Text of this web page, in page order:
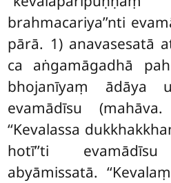
brahmacariya’’nti
pārā. 1) anavasesatā
ca aṅgamāgadhā
bhojanīyaṃ ādāya
evamādīsu
‘‘Kevalassa
hotī’’ti
abyāmissatā.